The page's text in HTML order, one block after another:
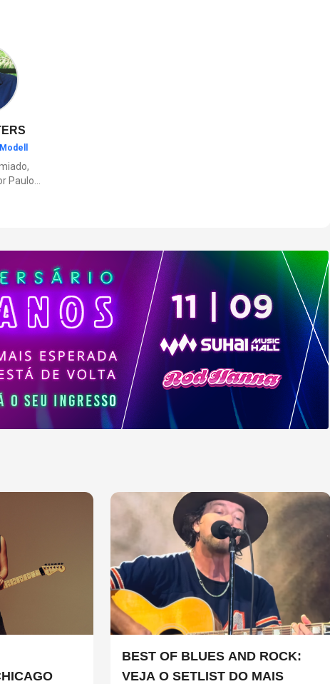
Paulo
e
do jazz
a
BEST OF BLUES AND ROCK:
VEJA O SETLIST DO MAIS